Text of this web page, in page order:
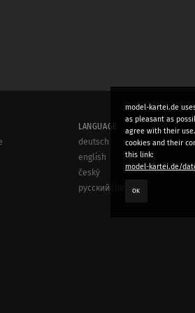
model-kartei.de
as pleasant as
agree with their
cookies and their
this link:
model-kartei.de/
OK
LANGUAGE
deutsch
english
český
русский (beta)